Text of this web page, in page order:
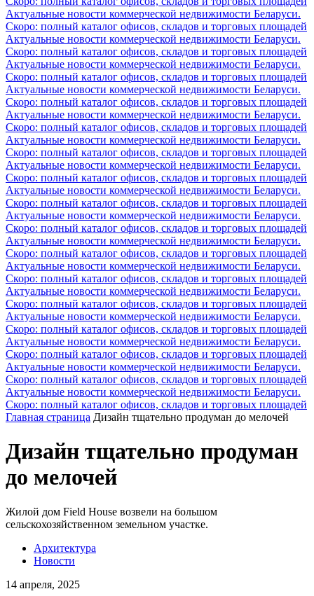
Актуальные новости коммерческой недвижимости Беларуси.
Скоро: полный каталог офисов, складов и торговых площадей
Актуальные новости коммерческой недвижимости Беларуси.
Скоро: полный каталог офисов, складов и торговых площадей
Актуальные новости коммерческой недвижимости Беларуси.
Скоро: полный каталог офисов, складов и торговых площадей
Актуальные новости коммерческой недвижимости Беларуси.
Скоро: полный каталог офисов, складов и торговых площадей
Актуальные новости коммерческой недвижимости Беларуси.
Скоро: полный каталог офисов, складов и торговых площадей
Актуальные новости коммерческой недвижимости Беларуси.
Скоро: полный каталог офисов, складов и торговых площадей
Актуальные новости коммерческой недвижимости Беларуси.
Скоро: полный каталог офисов, складов и торговых площадей
Актуальные новости коммерческой недвижимости Беларуси.
Скоро: полный каталог офисов, складов и торговых площадей
Актуальные новости коммерческой недвижимости Беларуси.
Скоро: полный каталог офисов, складов и торговых площадей
Актуальные новости коммерческой недвижимости Беларуси.
Скоро: полный каталог офисов, складов и торговых площадей
Актуальные новости коммерческой недвижимости Беларуси.
Скоро: полный каталог офисов, складов и торговых площадей
Актуальные новости коммерческой недвижимости Беларуси.
Скоро: полный каталог офисов, складов и торговых площадей
Актуальные новости коммерческой недвижимости Беларуси.
Скоро: полный каталог офисов, складов и торговых площадей
Актуальные новости коммерческой недвижимости Беларуси.
Скоро: полный каталог офисов, складов и торговых площадей
Актуальные новости коммерческой недвижимости Беларуси.
Скоро: полный каталог офисов, складов и торговых площадей
Актуальные новости коммерческой недвижимости Беларуси.
Скоро: полный каталог офисов, складов и торговых площадей
Главная страница Дизайн тщательно продуман до мелочей
Дизайн тщательно продуман
до мелочей
Жилой дом Field House возвели на большом
сельскохозяйственном земельном участке.
Архитектура
Новости
14 апреля, 2025